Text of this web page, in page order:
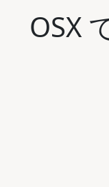
OSX